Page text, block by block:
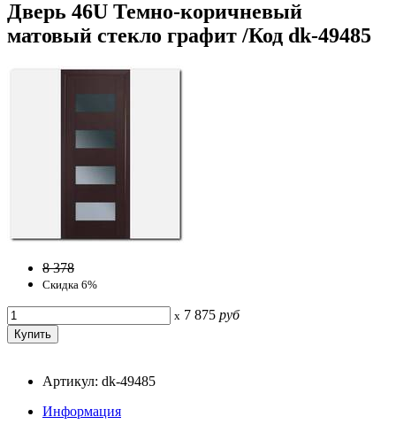
Дверь 46U Темно-коричневый
матовый стекло графит /Код dk-49485
8 378
Скидка 6%
x 7 875 руб
Артикул: dk-49485
Информация